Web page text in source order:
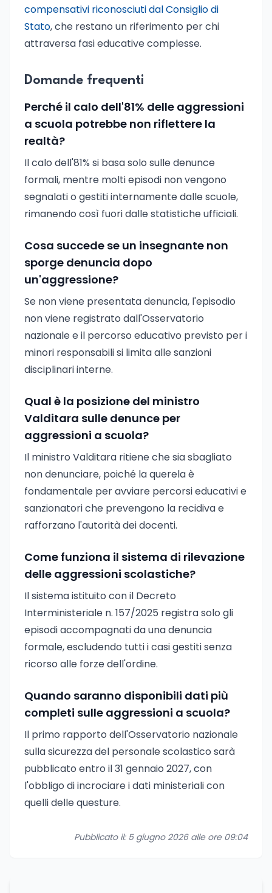
compensativi riconosciuti dal Consiglio di
Stato, che restano un riferimento per chi
attraversa fasi educative complesse.
Domande frequenti
Perché il calo dell'81% delle aggressioni
a scuola potrebbe non riflettere la
realtà?
Il calo dell'81% si basa solo sulle denunce
formali, mentre molti episodi non vengono
segnalati o gestiti internamente dalle scuole,
rimanendo così fuori dalle statistiche ufficiali.
Cosa succede se un insegnante non
sporge denuncia dopo
un'aggressione?
Se non viene presentata denuncia, l'episodio
non viene registrato dall'Osservatorio
nazionale e il percorso educativo previsto per i
minori responsabili si limita alle sanzioni
disciplinari interne.
Qual è la posizione del ministro
Valditara sulle denunce per
aggressioni a scuola?
Il ministro Valditara ritiene che sia sbagliato
non denunciare, poiché la querela è
fondamentale per avviare percorsi educativi e
sanzionatori che prevengono la recidiva e
rafforzano l'autorità dei docenti.
Come funziona il sistema di rilevazione
delle aggressioni scolastiche?
Il sistema istituito con il Decreto
Interministeriale n. 157/2025 registra solo gli
episodi accompagnati da una denuncia
formale, escludendo tutti i casi gestiti senza
ricorso alle forze dell'ordine.
Quando saranno disponibili dati più
completi sulle aggressioni a scuola?
Il primo rapporto dell'Osservatorio nazionale
sulla sicurezza del personale scolastico sarà
pubblicato entro il 31 gennaio 2027, con
l'obbligo di incrociare i dati ministeriali con
quelli delle questure.
Pubblicato il: 5 giugno 2026 alle ore 09:04